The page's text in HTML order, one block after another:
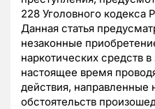
228 Уголовного кодекса
Данная статья
незаконные
наркотических средств
настоящее время
действия, направленные
обстоятельств